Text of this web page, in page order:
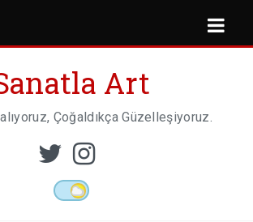
Art
Çoğaldıkça Güzelleşiyoruz.